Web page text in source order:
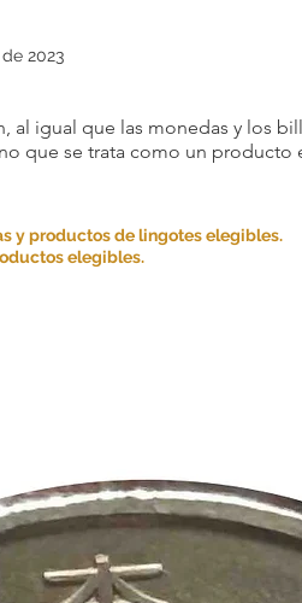
2023
igual que las monedas y los
que se trata como un
y productos de lingotes elegibles.
elegibles.